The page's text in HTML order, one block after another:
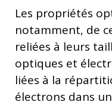
Les propriétés
notamment, de
reliées à leurs
optiques et
liées à la
électrons dans